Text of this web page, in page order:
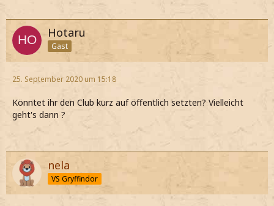
Hotaru
Gast
25. September 2020 um 15:18
Könntet ihr den Club kurz auf öffentlich setzten? Vielleicht
geht's dann ?
nela
VS Gryffindor